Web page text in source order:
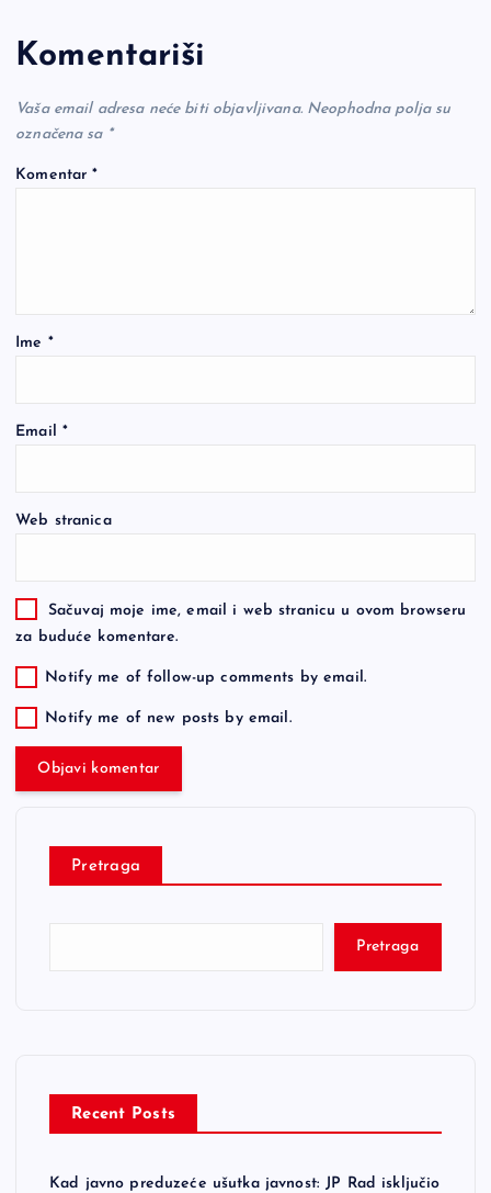
Komentariši
Vaša email adresa neće biti objavljivana. Neophodna polja su
označena sa *
Komentar*
Ime *
Email *
Web stranica
Sačuvaj moje ime, email i web stranicu u ovom browseru
za buduće komentare.
Notify me of follow-up comments by email.
Notify me of new posts by email.
Pretraga
Pretraga
Recent Posts
Kad javno preduzeće ušutka javnost: JP Rad isključio